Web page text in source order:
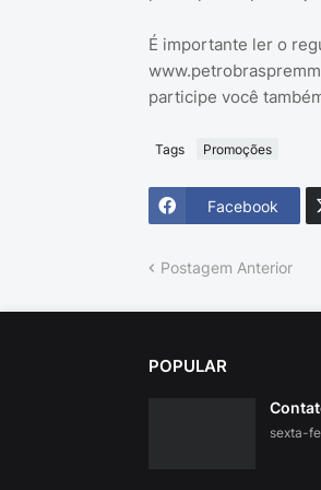
É importante ler o
participe você
Tags Promoções
Facebook
Postagem Anterior
POPULAR
sexta-